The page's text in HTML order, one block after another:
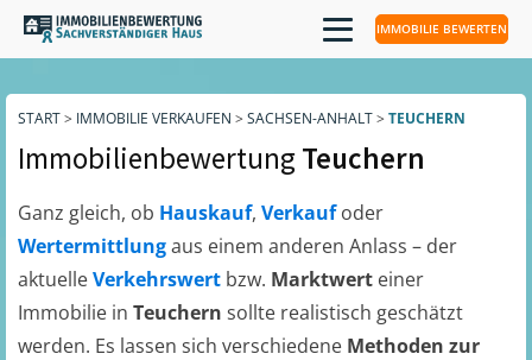
IMMOBILIE BEWERTEN
START> IMMOBILIE VERKAUFEN > SACHSEN-ANHALT> TEUCHERN
ImmobilienbewertungTeuchern
Ganz gleich, ob Hauskauf, Verkaufoder
Wertermittlungaus einem anderen Anlass – der
aktuelleVerkehrswert bzw. Marktwert einer
Immobilie in Teuchern sollte realistisch geschätzt
werden. Es lassen sich verschiedene Methoden zur